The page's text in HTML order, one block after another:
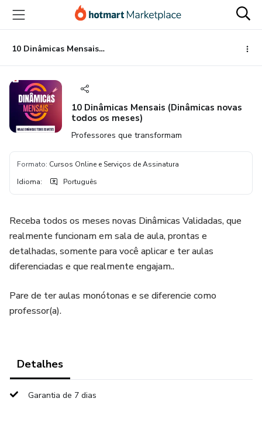
para
conteúdo
principal
para
pagamento
para
rodapé
10 Dinâmicas Mensais (Dinâmicas novas todos os meses)
10 Dinâmicas Mensais (Dinâmicas novas
todos os meses)
Professores que transformam
Formato: Cursos Online e Serviços de Assinatura
Idioma: Português
Receba todos os meses novas Dinâmicas Validadas, que
realmente funcionam em sala de aula, prontas e
detalhadas, somente para você aplicar e ter aulas
diferenciadas e que realmente engajam..
Pare de ter aulas monótonas e se diferencie como
professor(a).
Detalhes
Garantia de 7 dias